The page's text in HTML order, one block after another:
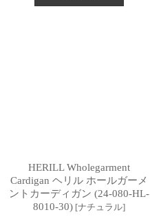
HERILL Wholegarment
Cardigan ヘリル ホールガーメ
ントカーディガン (24-080-HL-
8010-30) [ナチュラル]